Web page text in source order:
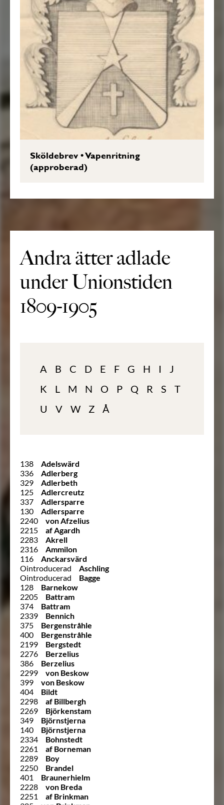
Sköldebrev•Vapenritning
(approberad)
Andra ätter adlade
under Unionstiden
1809-1905
A B C D E F G H I
J
K
L M N O P Q R S
T
U
V W Z Å
138
Adelswärd
336
Adlerberg
329
Adlerbeth
125
Adlercreutz
337
Adlersparre
130
Adlersparre
2240
von Afzelius
2215
af Agardh
2283
Akrell
2316
Ammilon
116
Anckarsvärd
Ointroducerad
Aschling
Ointroducerad
Bagge
128
Barnekow
2205
Battram
374
Battram
2339
Bennich
375
Bergenstråhle
400
Bergenstråhle
2199
Bergstedt
2276
Berzelius
386
Berzelius
2299
von Beskow
399
von Beskow
404
Bildt
2298
af Billbergh
2269
Björkenstam
349
Björnstjerna
140
Björnstjerna
2334
Bohnstedt
2261
af Borneman
2289
Boy
2250
Brandel
401
Braunerhielm
2228
von Breda
2251
af Brinkman